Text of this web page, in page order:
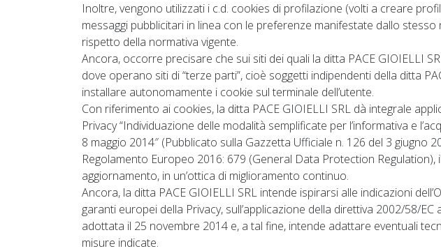
Inoltre, vengono utilizzati i c.d. cookies di profilazione (volti a creare
messaggi pubblicitari in linea con le preferenze manifestate dallo stesso
rispetto della normativa vigente.
Ancora, occorre precisare che sui siti dei quali la ditta PACE GIOIELLI
dove operano siti di “terze parti”, cioè soggetti indipendenti della ditta
installare autonomamente i cookie sul terminale dell’utente.
Con riferimento ai cookies, la ditta PACE GIOIELLI SRL dà integrale
Privacy “Individuazione delle modalità semplificate per l’informativa e
8 maggio 2014″ (Pubblicato sulla Gazzetta Ufficiale n. 126 del 3 giugno
Regolamento Europeo 2016: 679 (General Data Protection
aggiornamento, in un’ottica di miglioramento continuo.
Ancora, la ditta PACE GIOIELLI SRL intende ispirarsi alle indicazioni
garanti europei della Privacy, sull’applicazione della direttiva 2002/58/
adottata il 25 novembre 2014 e, a tal fine, intende adattare eventuali
misure indicate.